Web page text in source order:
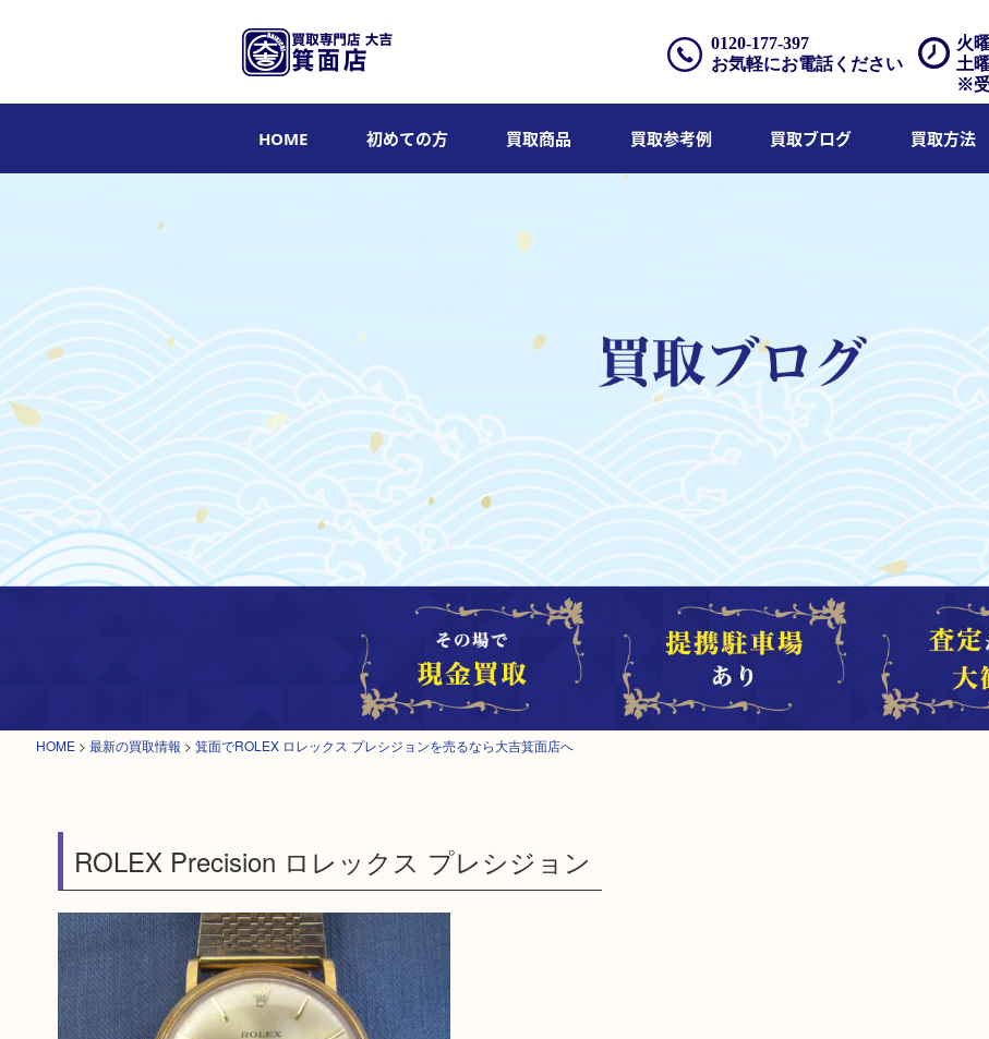
火
土
※
0120-177-397
お気軽にお電話ください
HOME 初めての方 買取商品 買取参考例 買取ブログ 買取方法
HOME > 最新の買取情報 > 箕面でROLEX ロレックス プレシジョンを売るなら大吉箕面店へ
ROLEX Precision ロレックス プレシジョン